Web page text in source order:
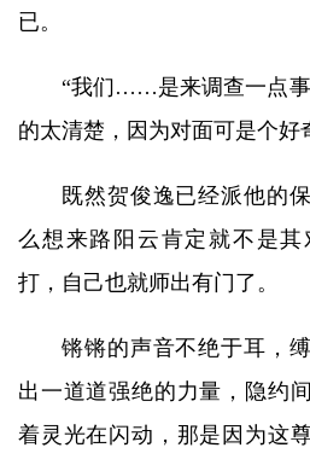
已。
“我们……是来调查一点
的太清楚，因为对面可是个好
既然贺俊逸已经派他的
么想来路阳云肯定就不是
打，自己也就师出有门了。
锵锵的声音不绝于耳，
出一道道强绝的力量，隐约
着灵光在闪动，那是因为这